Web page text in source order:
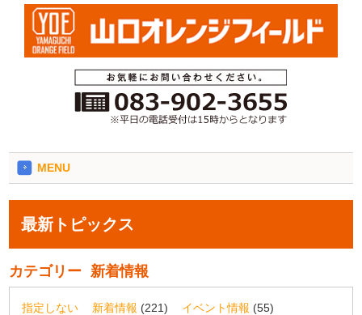
MENU
最新トピックス
カテゴリー 新着情報
指定しない 新着情報 (221) イベント情報 (55)